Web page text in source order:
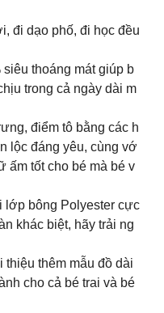
đi dạo phố, đi học đều
thoáng mát giúp b
trong cả ngày dài m
điểm tô bằng các h
lộc đáng yêu, cùng vớ
ấm tốt cho bé mà bé v
lớp bông Polyester cực
khác biệt, hãy trải ng
thêm mẫu đồ dài
cho cả bé trai và bé